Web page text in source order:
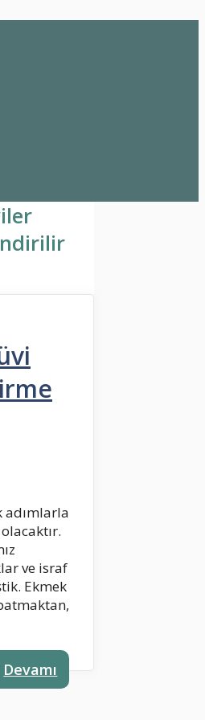
adımlarla
ve israf
Ekmek
Devamı